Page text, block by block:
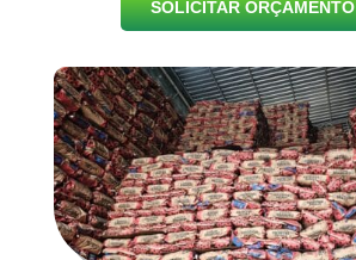
SOLICITAR ORÇAMENTO